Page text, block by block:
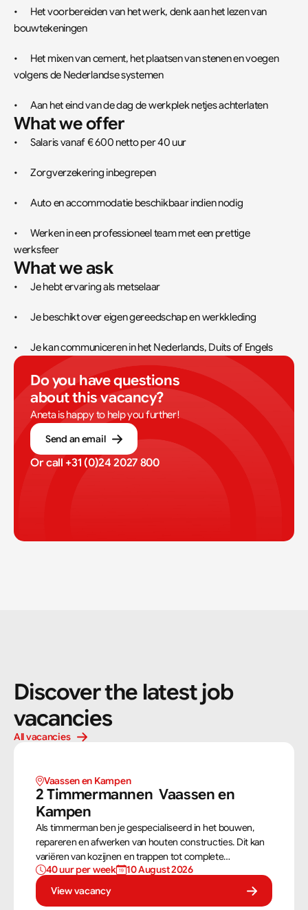
•	Het voorbereiden van het werk, denk aan het lezen van
bouwtekeningen
•	Het mixen van cement, het plaatsen van stenen en voegen
volgens de Nederlandse systemen
•	Aan het eind van de dag de werkplek netjes achterlaten
What we offer
•	Salaris vanaf € 600 netto per 40 uur
•	Zorgverzekering inbegrepen
•	Auto en accommodatie beschikbaar indien nodig
•	Werken in een professioneel team met een prettige
werksfeer
What we ask
•	Je hebt ervaring als metselaar
•	Je beschikt over eigen gereedschap en werkkleding
•	Je kan communiceren in het Nederlands, Duits of Engels
Do you have questions
about this vacancy?
Aneta is happy to help you further!
Send an email
Or call +31 (0)24 2027 800
Discover the latest job
vacancies
All vacancies
Vaassen en Kampen
2 Timmermannen  Vaassen en
Kampen
Als timmerman ben je gespecialiseerd in het bouwen,
repareren en afwerken van houten constructies. Dit kan
variëren van kozijnen en trappen tot complete
dakconstructies en gevels. Aan de hand van
bouwtekeningen zorg jij ervoor dat een constructie zowel
stevig als netjes is afgewerkt.
40 uur per week
10 August 2026
View vacancy